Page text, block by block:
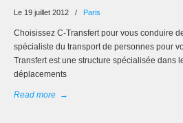
Le 19 juillet 2012 / Paris
Choisissez C-Transfert pour vous conduire
spécialiste du transport de personnes pour
Transfert est une structure spécialisée dans
déplacements
Read more →